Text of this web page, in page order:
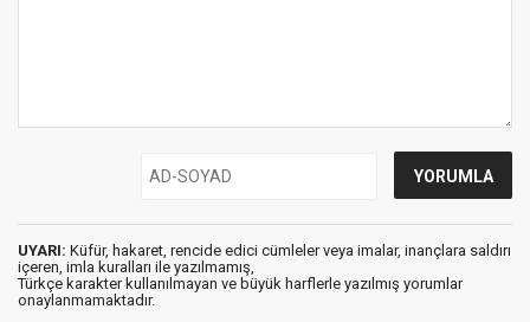
UYARI: Küfür, hakaret, rencide edici cümleler veya imalar, inançlara saldırı
içeren, imla kuralları ile yazılmamış,
Türkçe karakter kullanılmayan ve büyük harflerle yazılmış yorumlar
onaylanmamaktadır.